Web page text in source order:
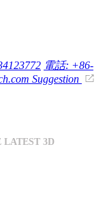
電話: +86-
Suggestion